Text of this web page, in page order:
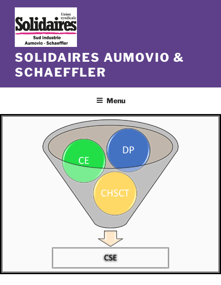
Aller
contenu
principal
SOLIDAIRES AUMOVIO &
SCHAEFFLER
Menu